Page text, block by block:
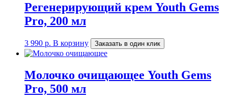
Регенерирующий крем Youth Gems
Pro, 200 мл
3 990 р. В корзину Заказать в один клик
Молочко очищающее Youth Gems
Pro, 500 мл